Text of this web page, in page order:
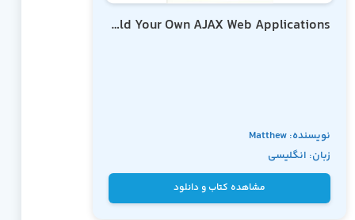
Build Your Own AJAX Web Applications
نویسنده: Matthew
Eernisse
زبان: انگلیسی
مشاهده کتاب و دانلود